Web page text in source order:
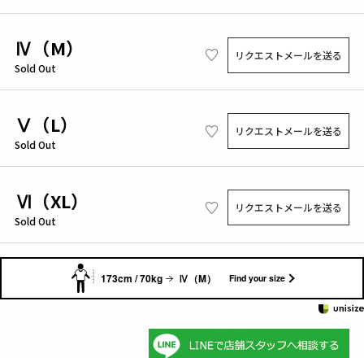
Ⅳ（M）
Sold Out
リクエストメールを送る
Ⅴ（L）
Sold Out
リクエストメールを送る
Ⅵ（XL）
Sold Out
リクエストメールを送る
173cm / 70kg Ⅳ（M） Find your size